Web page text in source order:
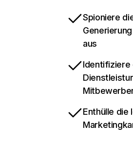
Spioniere
aus
Identifiziere
Enthülle